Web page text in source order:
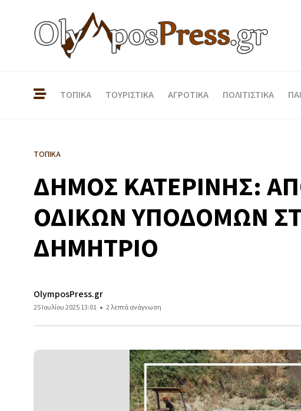
ΤΟΠΙΚΑ ΤΟΥΡΙΣΤΙΚΑ ΑΓΡΟΤΙΚΑ ΠΟΛΙΤΙΣΤΙΚΑ
ΤΟΠΙΚΑ
ΔΗΜΟΣ ΚΑΤΕΡΙΝΗΣ:
ΟΔΙΚΩΝ ΥΠΟΔΟΜΩΝ
ΔΗΜΗΤΡΙΟ
OlymposPress.gr
25 Ιουλίου 2025 13:01 2 λεπτά ανάγνωση